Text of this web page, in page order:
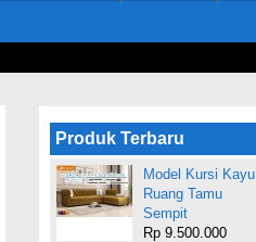
Produk Terbaru
Model Kursi Kayu
Ruang Tamu
Sempit
Rp 9.500.000